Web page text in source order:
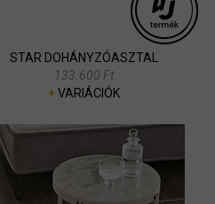
STAR DOHÁNYZÓASZTAL
133.600 Ft
+VARIÁCIÓK